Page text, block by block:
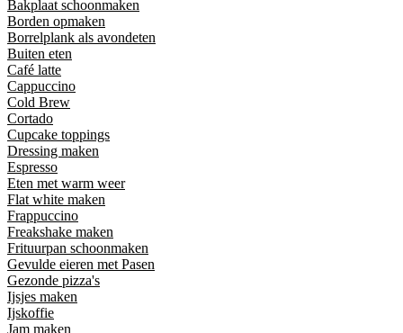
Bakplaat schoonmaken
Borden opmaken
Borrelplank als avondeten
Buiten eten
Café latte
Cappuccino
Cold Brew
Cortado
Cupcake toppings
Dressing maken
Espresso
Eten met warm weer
Flat white maken
Frappuccino
Freakshake maken
Frituurpan schoonmaken
Gevulde eieren met Pasen
Gezonde pizza's
Ijsjes maken
Ijskoffie
Jam maken